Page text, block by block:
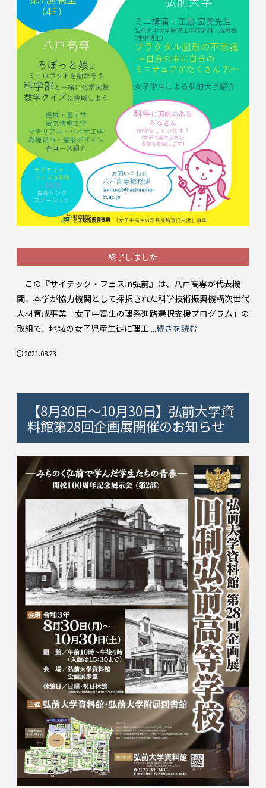
終了しました
この『サイテック・フェスin弘前』は、八戸高専が代表機
関、本学が協力機関として採択された科学技術振興機構次世代
人材育成事業「女子中高生の理系進路選択支援プログラム」の
取組で、地域の女子児童生徒に理工 ...続きを読む
2021.08.23
【8月30日～10月30日】弘前大学資
料館第28回企画展開催のお知らせ